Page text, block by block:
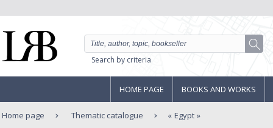
Search by criteria
HOME PAGE BOOKS AND WORKS
Home page Thematic catalogue Egypt